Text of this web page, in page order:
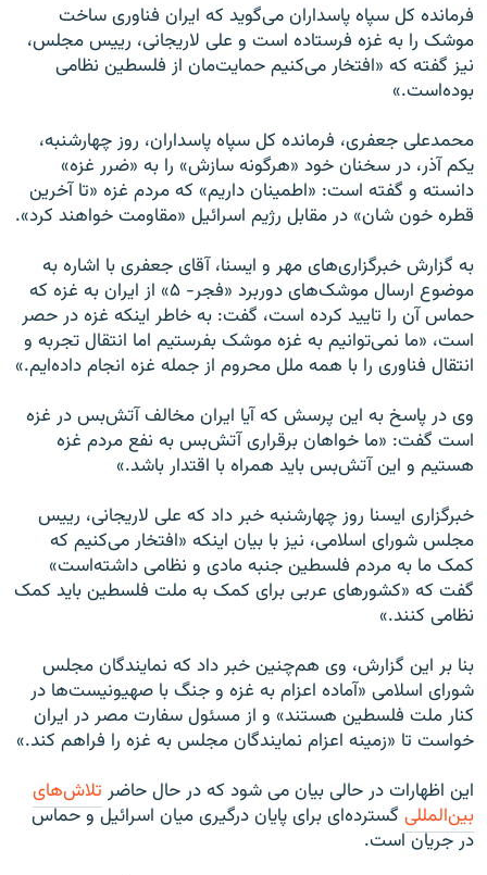
فرمانده کل سپاه پاسداران می‌گوید که ایران فناوری ساخت
موشک را به غزه فرستاده است و علی لاریجانی، رییس مجلس،
نیز گفته که «افتخار می‌کنیم حمایت‌مان از فلسطین نظامی
بوده‌است.»
محمدعلی جعفری، فرمانده کل سپاه پاسداران، روز چهارشنبه،
یکم آذر، در سخنان خود «هرگونه سازش» را به «ضرر غزه»
دانسته و گفته است: «اطمینان داریم» که مردم غزه «تا آخرین
قطره خون شان» در مقابل رژیم اسرائیل «مقاومت خواهند کرد».
به گزارش خبرگزاری‌های مهر و ایسنا، آقای جعفری با اشاره به
موضوع ارسال موشک‌های دوربرد «فجر- ۵» از ایران به غزه که
حماس آن را تایید کرده است، گفت: به خاطر اینکه غزه در حصر
است، «ما نمی‌توانیم به غزه موشک بفرستیم اما انتقال تجربه و
انتقال فناوری را با همه ملل محروم از جمله غزه انجام داده‌ایم.»
وی در پاسخ به این پرسش که آیا ایران مخالف آتش‌بس در غزه
است گفت: «ما خواهان برقراری آتش‌بس به نفع مردم غزه
هستیم و این آتش‌بس باید همراه با اقتدار باشد.»
خبرگزاری ایسنا روز چهارشنبه خبر داد که علی لاریجانی، رییس
مجلس شورای اسلامی، نیز با بیان اینکه «افتخار می‌کنیم که
کمک ما به مردم فلسطین جنبه مادی و نظامی داشته‌است»
گفت که «کشورهای عربی برای کمک به ملت فلسطین باید کمک
نظامی کنند.»
بنا بر این گزارش، وی هم‌چنین خبر داد که نمایندگان مجلس
شورای اسلامی «آماده اعزام به غزه و جنگ با صهیونیست‌ها در
کنار ملت فلسطین هستند» و از مسئول سفارت مصر در ایران
خواست تا «زمینه اعزام نمایندگان مجلس به غزه را فراهم کند.»
این اظهارات در حالی بیان می شود که در حال حاضر تلاش‌های
بین‌المللی گسترده‌ای برای پایان درگیری میان اسرائیل و حماس
در جریان است.